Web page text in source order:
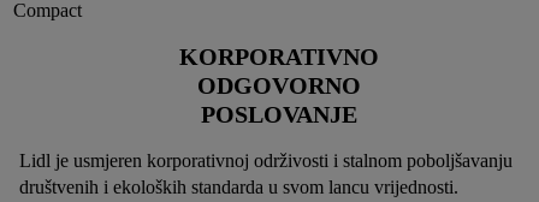
KORPORATIVNO
ODGOVORNO
POSLOVANJE
Lidl je usmjeren korporativnoj održivosti i stalnom poboljšavanju
društvenih i ekoloških standarda u svom lancu vrijednosti.